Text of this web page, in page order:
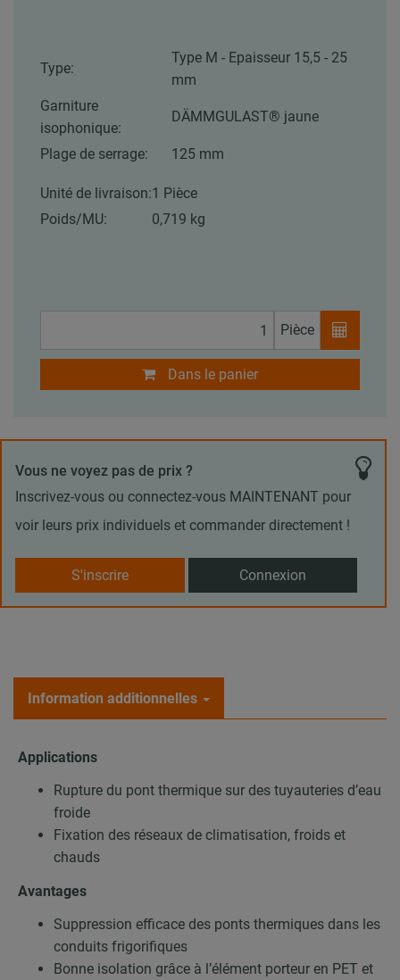
Type:
Type M - Epaisseur 15,5 - 25
mm
Garniture
isophonique:
DÄMMGULAST® jaune
Plage de serrage: 125 mm
Unité de livraison:1 Pièce
Poids/MU:
0,719 kg
Pièce
Dans le panier
Vous ne voyez pas de prix ?
Inscrivez-vous ou connectez-vous MAINTENANT pour
voir leurs prix individuels et commander directement !
S'inscrire Connexion
Information additionnelles
Applications
Rupture du pont thermique sur des tuyauteries d’eau
froide
Fixation des réseaux de climatisation, froids et
chauds
Avantages
Suppression efficace des ponts thermiques dans les
conduits frigorifiques
Bonne isolation grâce à l’élément porteur en PET et